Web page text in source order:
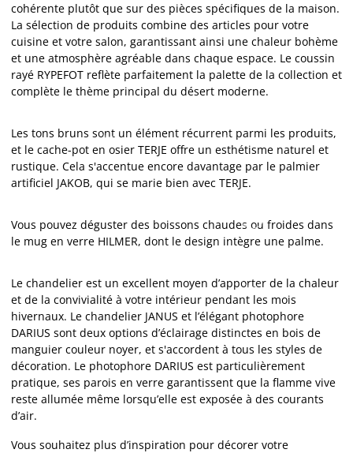
cohérente plutôt que sur des pièces spécifiques de la maison.
La sélection de produits combine des articles pour votre
cuisine et votre salon, garantissant ainsi une chaleur bohème
et une atmosphère agréable dans chaque espace. Le coussin
rayé RYPEFOT reflète parfaitement la palette de la collection et
complète le thème principal du désert moderne.
Les tons bruns sont un élément récurrent parmi les produits,
et le cache-pot en osier TERJE offre un esthétisme naturel et
rustique. Cela s'accentue encore davantage par le palmier
artificiel JAKOB, qui se marie bien avec TERJE.
Vous pouvez déguster des boissons chaudes ou froides dans
le mug en verre HILMER, dont le design intègre une palme.
Le chandelier est un excellent moyen d’apporter de la chaleur
et de la convivialité à votre intérieur pendant les mois
hivernaux. Le chandelier JANUS et l’élégant photophore
DARIUS sont deux options d’éclairage distinctes en bois de
manguier couleur noyer, et s'accordent à tous les styles de
décoration. Le photophore DARIUS est particulièrement
pratique, ses parois en verre garantissent que la flamme vive
reste allumée même lorsqu’elle est exposée à des courants
d’air.
Vous souhaitez plus d’inspiration pour décorer votre